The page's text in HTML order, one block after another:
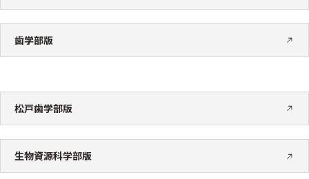
歯学部版
松戸歯学部版
生物資源科学部版